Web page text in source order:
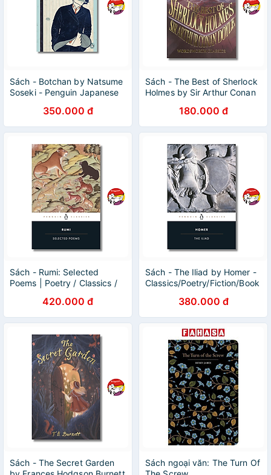
Sách - Botchan by Natsume
Soseki - Penguin Japanese
350.000 đ
Sách - The Best of Sherlock
Holmes by Sir Arthur Conan
Ngoại văn Nhập khẩu
180.000 đ
Sách - Rumi: Selected
Poems | Poetry / Classics /
Ngoại văn Nhập khẩu
420.000 đ
Sách - The Iliad by Homer -
Classics/Poetry/Fiction/Book
Nhập Khẩu380.000 đ
Sách - The Secret Garden
Sách ngoại văn: The Turn Of